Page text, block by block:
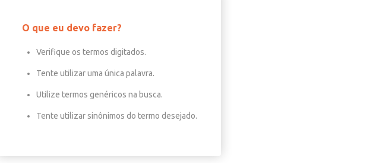
O que eu devo fazer?
Verifique os termos digitados.
Tente utilizar uma única palavra.
Utilize termos genéricos na busca.
Tente utilizar sinônimos do termo desejado.